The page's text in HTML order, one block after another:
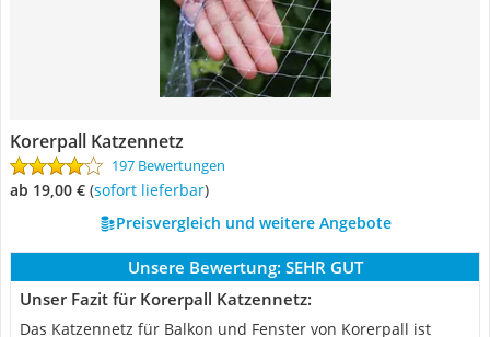
Korerpall Katzennetz
197 Bewertungen
ab 19,00 € ( Sofort lieferbar)
Preisvergleich und weitere Angebote
Unsere Bewertung: SEHR GUT
Unser Fazit für Korerpall Katzennetz:
Das Katzennetz für Balkon und Fenster von Korerpall ist